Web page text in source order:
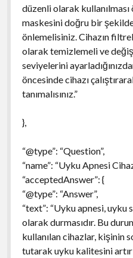
düzenli olarak kullanılması
maskesini doğru bir şekilde
önlemelisiniz. Cihazın
olarak temizlemeli ve
seviyelerini
öncesinde cihazı
tanımalısınız.”
},
“@type”: “Question”,
“name”: “Uyku Apnesi
“acceptedAnswer”: {
“@type”: “Answer”,
“text”: “Uyku apnesi, uyku
olarak durmasıdır. Bu
kullanılan cihazlar, kişinin
tutarak uyku kalitesini